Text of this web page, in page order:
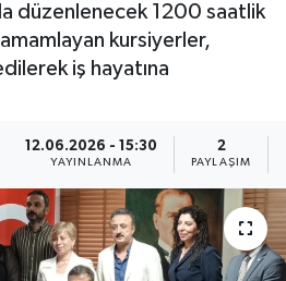
düzenlenecek 1200 saatlik
kursiyerler,
iş hayatına
12.06.2026 - 15:30
YAYINLANMA
2
PAYLAŞIM